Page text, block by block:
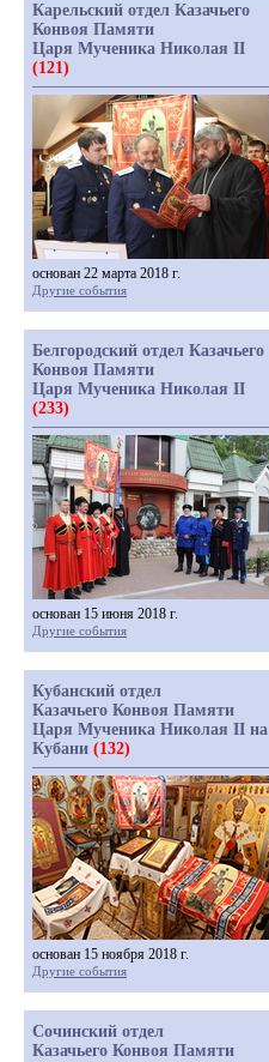
Карельский отдел Казачьего
Конвоя Памяти
Царя Мученика Николая II
(121)
основан 22 марта 2018 г.
Другие события
Белгородский отдел Казачьего
Конвоя Памяти
Царя Мученика Николая II
(233)
основан 15 июня 2018 г.
Другие события
Кубанский отдел
Казачьего Конвоя Памяти
Царя Мученика Николая II на
Кубани (132)
основан 15 ноября 2018 г.
Другие события
Сочинский отдел
Казачьего Конвоя Памяти